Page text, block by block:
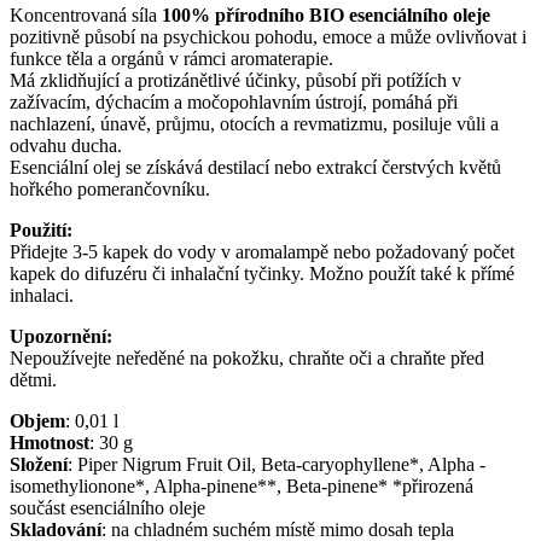
Koncentrovaná síla 100% přírodního BIO esenciálního oleje
pozitivně působí na psychickou pohodu, emoce a může ovlivňovat i
funkce těla a orgánů v rámci aromaterapie.
Má zklidňující a protizánětlivé účinky, působí při potížích v
zažívacím, dýchacím a močopohlavním ústrojí, pomáhá při
nachlazení, únavě, průjmu, otocích a revmatizmu, posiluje vůli a
odvahu ducha.
Esenciální olej se získává destilací nebo extrakcí čerstvých květů
hořkého pomerančovníku.
Použití:
Přidejte 3-5 kapek do vody v aromalampě nebo požadovaný počet
kapek do difuzéru či inhalační tyčinky. Možno použít také k přímé
inhalaci.
Upozornění:
Nepoužívejte neředěné na pokožku, chraňte oči a chraňte před
dětmi.
Objem: 0,01 l
Hmotnost: 30 g
Složení: Piper Nigrum Fruit Oil, Beta-caryophyllene*, Alpha -
isomethylionone*, Alpha-pinene**, Beta-pinene* *přirozená
součást esenciálního oleje
Skladování: na chladném suchém místě mimo dosah tepla